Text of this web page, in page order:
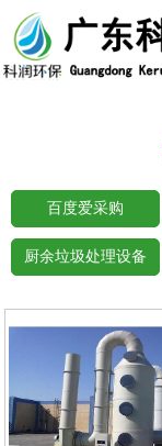
百度爱采购
厨余垃圾处理设备